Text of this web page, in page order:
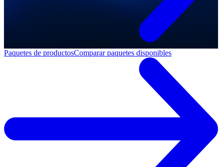
Paquetes de productosComparar paquetes disponibles